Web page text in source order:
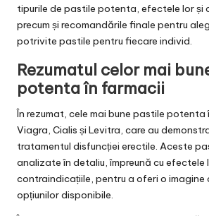
tipurile de pastile potenta, efectele lor și
precum și recomandările finale pentru
potrivite pastile pentru fiecare individ.
Rezumatul celor mai
potenta în farmacii
În rezumat, cele mai bune pastile potenta
Viagra, Cialis și Levitra, care au
tratamentul disfuncției erectile. Aceste
analizate în detaliu, împreună cu efectele
contraindicațiile, pentru a oferi o imagine
opțiunilor disponibile.